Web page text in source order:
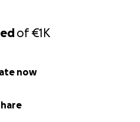
of€1K
now